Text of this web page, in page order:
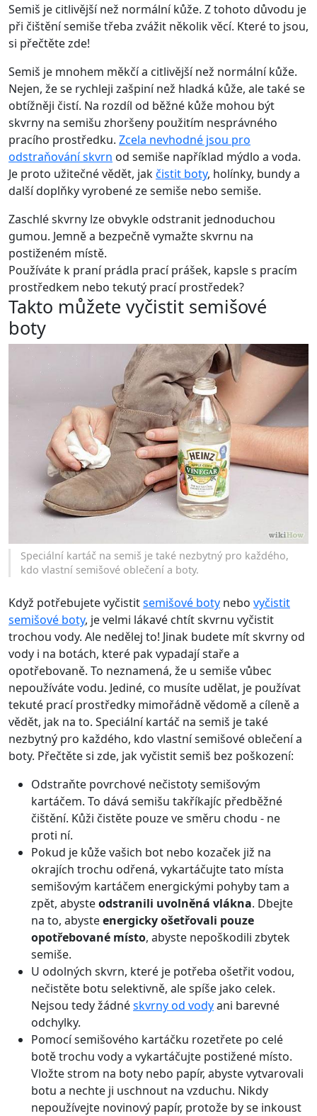
Semiš je citlivější než normální kůže. Z tohoto důvodu je
při čištění semiše třeba zvážit několik věcí. Které to jsou,
si přečtěte zde!
Semiš je mnohem měkčí a citlivější než normální kůže.
Nejen, že se rychleji zašpiní než hladká kůže, ale také se
obtížněji čistí. Na rozdíl od běžné kůže mohou být
skvrny na semišu zhoršeny použitím nesprávného
pracího prostředku. Zcela nevhodné jsou pro
odstraňování skvrn od semiše například mýdlo a voda.
Je proto užitečné vědět, jakčistit boty, holínky, bundy a
další doplňky vyrobené ze semiše nebo semiše.
Zaschlé skvrny lze obvykle odstranit jednoduchou
gumou. Jemně a bezpečně vymažte skvrnu na
postiženém místě.
Používáte k praní prádla prací prášek, kapsle s pracím
prostředkem nebo tekutý prací prostředek?
Takto můžete vyčistit semišové
boty
Speciální kartáč na semiš je také nezbytný pro každého,
kdo vlastní semišové oblečení a boty.
Když potřebujete vyčistitsemišové boty nebo vyčistit
semišové boty, je velmi lákavé chtít skvrnu vyčistit
trochou vody. Ale nedělej to! Jinak budete mít skvrny od
vody i na botách, které pak vypadají staře a
opotřebovaně. To neznamená, že u semiše vůbec
nepoužíváte vodu. Jediné, co musíte udělat, je používat
tekuté prací prostředky mimořádně vědomě a cíleně a
vědět, jak na to. Speciální kartáč na semiš je také
nezbytný pro každého, kdo vlastní semišové oblečení a
boty. Přečtěte si zde, jak vyčistit semiš bez poškození:
Odstraňte povrchové nečistoty semišovým
kartáčem. To dává semišu takříkajíc předběžné
čištění. Kůži čistěte pouze ve směru chodu - ne
proti ní.
Pokud je kůže vašich bot nebo kozaček již na
okrajích trochu odřená, vykartáčujte tato místa
semišovým kartáčem energickými pohyby tam a
zpět, abysteodstranili uvolněná vlákna. Dbejte
na to, abysteenergicky ošetřovali pouze
opotřebované místo, abyste nepoškodili zbytek
semiše.
U odolných skvrn, které je potřeba ošetřit vodou,
nečistěte botu selektivně, ale spíše jako celek.
Nejsou tedy žádnéskvrny od vodyani barevné
odchylky.
Pomocí semišového kartáčku rozetřete po celé
botě trochu vody a vykartáčujte postižené místo.
Vložte strom na boty nebo papír, abyste vytvarovali
botu a nechte ji uschnout na vzduchu. Nikdy
nepoužívejte novinový papír, protože by se inkoust